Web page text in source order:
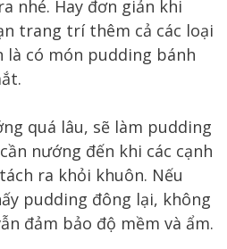
nhé. Hay đơn giản khi
trang trí thêm cả các loại
có món pudding bánh
quá lâu, sẽ làm pudding
nướng đến khi các cạnh
ra khỏi khuôn. Nếu
pudding đông lại, không
đảm bảo độ mềm và ẩm.